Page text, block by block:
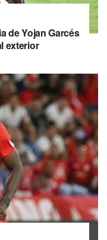
de Yojan Garcés
exterior